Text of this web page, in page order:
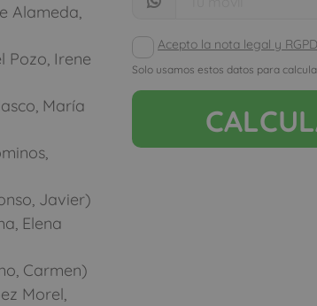
Alameda,
Pozo, Irene
María
Javier)
Elena
Carmen)
Morel,
Acepto la nota legal y RGPD
Solo usamos estos datos para